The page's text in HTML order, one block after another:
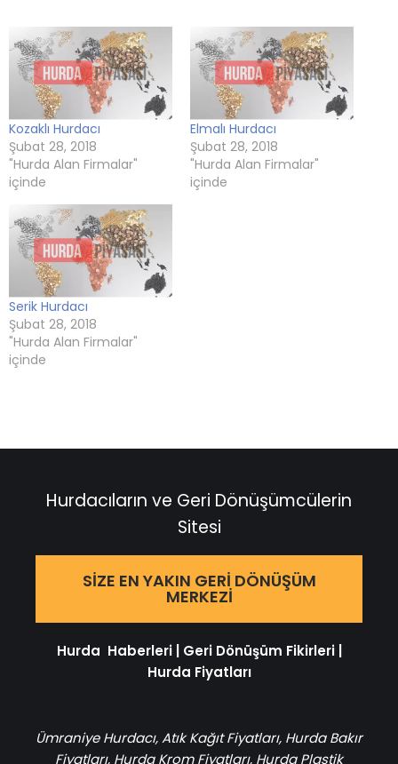
Kozaklı Hurdacı
Şubat 28, 2018
"Hurda Alan Firmalar"
içinde
Elmalı Hurdacı
Şubat 28, 2018
"Hurda Alan Firmalar"
içinde
Serik Hurdacı
Şubat 28, 2018
"Hurda Alan Firmalar"
içinde
Hurdacıların ve Geri Dönüşümcülerin
Sitesi
SIZE EN YAKIN GERI DÖNÜŞÜM
MERKEZI
Hurda Haberleri| Geri Dönüşüm Fikirleri|
Hurda Fiyatları
Ümraniye Hurdacı,Atık Kağıt Fiyatları, Hurda Bakır
Fiyatları, Hurda Krom Fiyatları, Hurda Plastik